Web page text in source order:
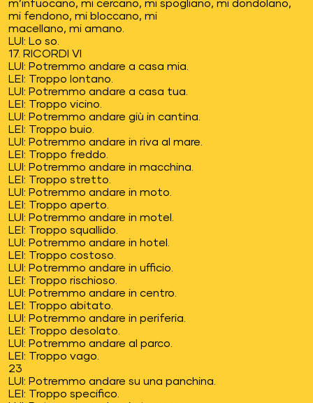
m’infuocano, mi cercano, mi spogliano, mi dondolano,
mi fendono, mi bloccano, mi
macellano, mi amano.
LUI: Lo so.
17. RICORDI VI
LUI: Potremmo andare a casa mia.
LEI: Troppo lontano.
LUI: Potremmo andare a casa tua.
LEI: Troppo vicino.
LUI: Potremmo andare giù in cantina.
LEI: Troppo buio.
LUI: Potremmo andare in riva al mare.
LEI: Troppo freddo.
LUI: Potremmo andare in macchina.
LEI: Troppo stretto.
LUI: Potremmo andare in moto.
LEI: Troppo aperto.
LUI: Potremmo andare in motel.
LEI: Troppo squallido.
LUI: Potremmo andare in hotel.
LEI: Troppo costoso.
LUI: Potremmo andare in ufficio.
LEI: Troppo rischioso.
LUI: Potremmo andare in centro.
LEI: Troppo abitato.
LUI: Potremmo andare in periferia.
LEI: Troppo desolato.
LUI: Potremmo andare al parco.
LEI: Troppo vago.
23
LUI: Potremmo andare su una panchina.
LEI: Troppo specifico.